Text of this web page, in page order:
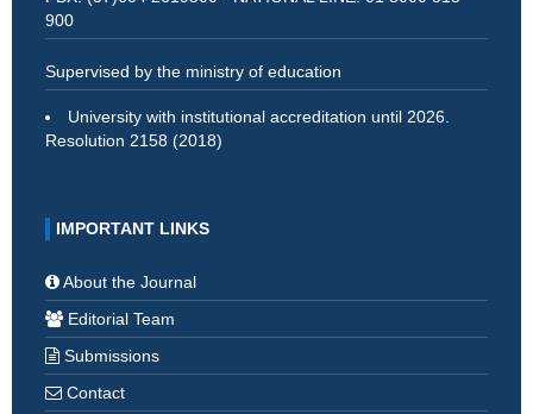
900
Supervised by the ministry of education
University with institutional accreditation until 2026.
Resolution 2158 (2018)
IMPORTANT LINKS
About the Journal
Editorial Team
Submissions
Contact